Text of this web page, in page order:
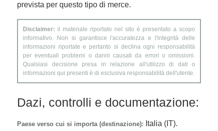
prevista per questo tipo di merce.
Disclaimer: il materiale riportato nel sito è presentato a scopo
informativo. Non si garantisce l'accuratezza e l'integrità delle
informazioni riportate e pertanto si declina ogni responsabilità
per eventuali problemi o danni causati da errori o omissioni.
Qualsiasi decisione presa in relazione all'utilizzo di dati o
informazioni qui presenti è di esclusiva responsabilità dell'utente.
Dazi, controlli e documentazione:
Paese verso cui si importa (destinazione): Italia (IT).